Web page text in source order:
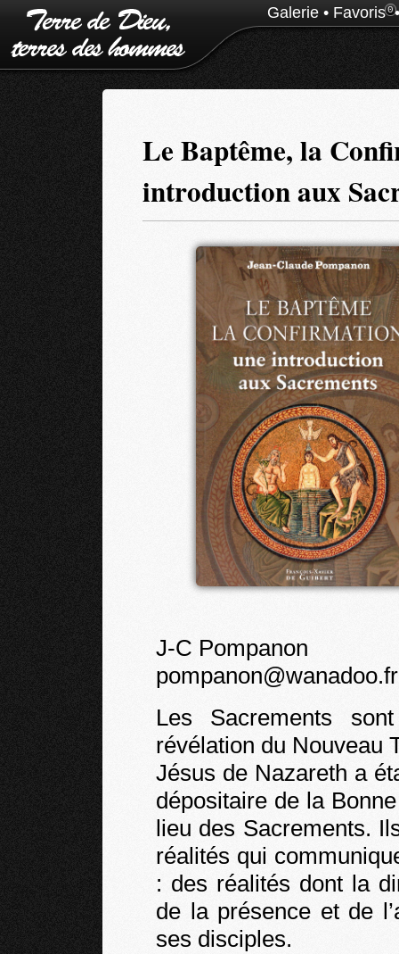
Galerie • Favoris0
Le Baptême, la
introduction aux
J-C Pompanon
pompanon@wanadoo.fr
Les Sacrements
révélation du Nouveau
Jésus de Nazareth a
dépositaire de la
lieu des Sacrements.
réalités qui
: des réalités dont la
de la présence et de
ses disciples.